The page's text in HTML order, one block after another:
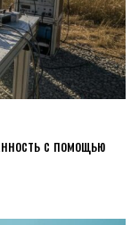
с помощью